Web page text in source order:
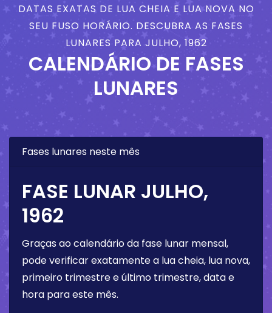
DATAS EXATAS DE LUA CHEIA E LUA NOVA NO
SEU FUSO HORÁRIO. DESCUBRA AS FASES
LUNARES PARA JULHO, 1962
CALENDÁRIO DE FASES
LUNARES
Fases lunares neste mês
FASE LUNAR JULHO,
1962
Graças ao calendário da fase lunar mensal,
pode verificar exatamente a lua cheia, lua nova,
primeiro trimestre e último trimestre, data e
hora para este mês.